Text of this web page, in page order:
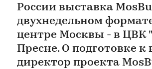
России выставка
двухнедельном
центре Москвы - в ЦВК
Пресне. О подготовке к
директор проекта